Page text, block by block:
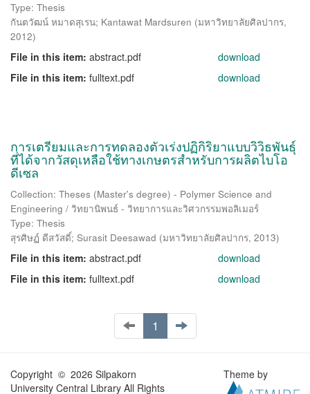
Type: Thesis
กันตวัฒน์ หมาดสุเรน; Kantawat Mardsuren (มหาวิทยาลัยศิลปากร,
2012)
File in this item: abstract.pdf
download
File in this item: fulltext.pdf download
การเตรียมและการทดลองตัวเร่งปฏิกิริยาแบบวิวิธพันธุ์
ที่ได้จากวัสดุเหลือใช้ทางเกษตรสำหรับการผลิตไบโอ
ดีเซล
Collection: Theses (Master's degree) - Polymer Science and
Engineering / วิทยานิพนธ์ - วิทยาการและวิศวกรรมพอลิเมอร์
Type: Thesis
สุรศิษฏ์ ดีสวัสดิ์; Surasit Deesawad (มหาวิทยาลัยศิลปากร, 2013)
File in this item: abstract.pdf
download
File in this item: fulltext.pdf download
1
Copyright © 2026 Silpakorn
University Central Library All Rights
Theme by